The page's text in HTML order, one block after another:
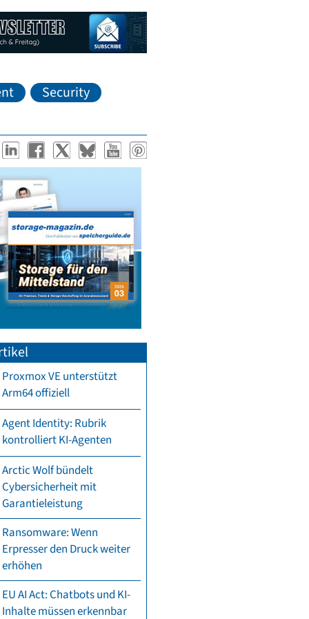
Security
Proxmox VE unterstützt
Arm64 offiziell
Agent Identity: Rubrik
kontrolliert KI-Agenten
Arctic Wolf bündelt
Cybersicherheit mit
Garantieleistung
Ransomware: Wenn
Erpresser den Druck weiter
erhöhen
EU AI Act: Chatbots und KI-
Inhalte müssen erkennbar